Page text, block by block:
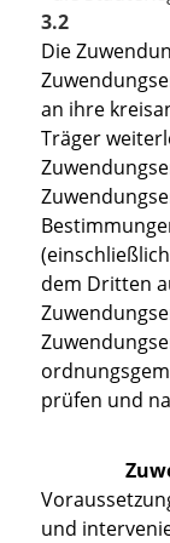
3.2
Die
an ihre
Träger
dem Dritten
prüfen und
und